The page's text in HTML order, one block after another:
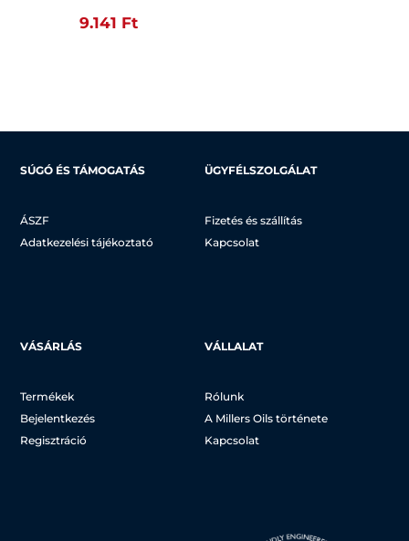
9.141 Ft
SÚGÓ ÉS TÁMOGATÁS
ÁSZF
Adatkezelési tájékoztató
ÜGYFÉLSZOLGÁLAT
Fizetés és szállítás
Kapcsolat
VÁSÁRLÁS
Termékek
Bejelentkezés
Regisztráció
VÁLLALAT
Rólunk
A Millers Oils története
Kapcsolat